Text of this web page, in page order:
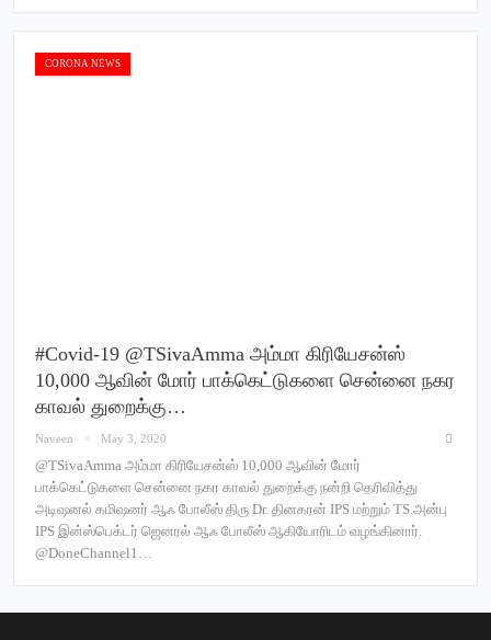
CORONA NEWS
#Covid-19 @TSivaAmma அம்மா கிரியேசன்ஸ்
10,000 ஆவின் மோர் பாக்கெட்டுகளை சென்னை நகர
காவல் துறைக்கு…
Naveen May 3, 2020
@TSivaAmma அம்மா கிரியேசன்ஸ் 10,000 ஆவின் மோர்
பாக்கெட்டுகளை சென்னை நகர காவல் துறைக்கு நன்றி தெரிவித்து
அடிஷனல் கமிஷனர் ஆஃ போலீஸ் திரு Dr. தினகரன் IPS மற்றும் TS.அன்பு
IPS இன்ஸ்பெக்டர் ஜெனரல் ஆஃ போலீஸ் ஆகியோரிடம் வழங்கினார்.
@DoneChannel1…